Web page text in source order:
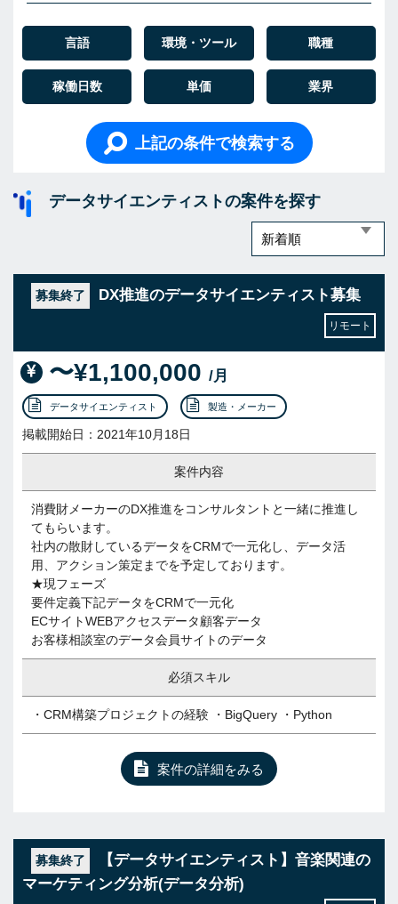
言語 環境・ツール 職種
稼働日数 単価 業界
上記の条件で検索する
データサイエンティストの案件を探す
募集終了 DX推進のデータサイエンティスト募集
リモート
〜¥1,100,000 /月
データサイエンティスト 製造・メーカー
掲載開始日：2021年10月18日
案件内容
消費財メーカーのDX推進をコンサルタントと一緒に推進し
てもらいます。
社内の散財しているデータをCRMで一元化し、データ活
用、アクション策定までを予定しております。
★現フェーズ
要件定義下記データをCRMで一元化
ECサイトWEBアクセスデータ顧客データ
お客様相談室のデータ会員サイトのデータ
必須スキル
・CRM構築プロジェクトの経験 ・BigQuery ・Python
案件の詳細をみる
募集終了
【データサイエンティスト】音楽関連の
マーケティング分析(データ分析)